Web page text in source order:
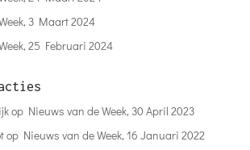
3 Maart 2024
25 Februari 2024
op Nieuws van de Week, 30 April 2023
op Nieuws van de Week, 16 Januari 2022